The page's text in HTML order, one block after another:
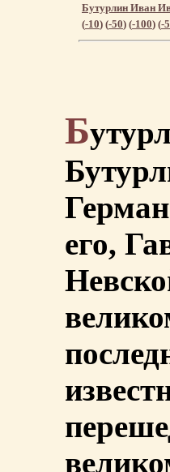
Бутурлин Иван
(-10) (-50) (-100) (-
Б
его,